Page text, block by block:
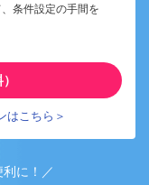
条件設定の手間を
はこちら＞
に！／